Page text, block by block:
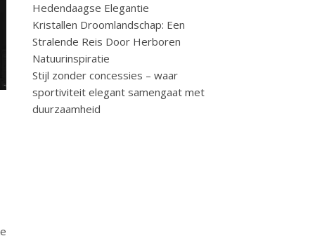
Hedendaagse Elegantie
Kristallen Droomlandschap: Een
Stralende Reis Door Herboren
Natuurinspiratie
Stijl zonder concessies – waar
sportiviteit elegant samengaat met
duurzaamheid